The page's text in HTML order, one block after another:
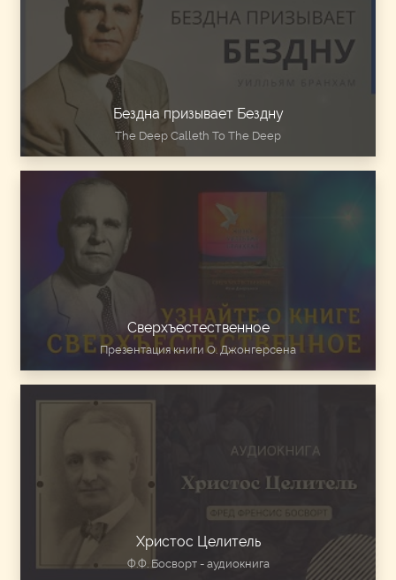
Бездна призывает Бездну
The Deep Calleth To The Deep
Сверхъестественное
Презентация книги О. Джонгерсена
Христос Целитель
Ф.Ф. Босворт - аудиокнига